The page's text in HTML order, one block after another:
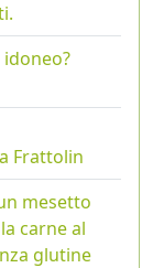
Frattolin
mesetto
carne al
glutine